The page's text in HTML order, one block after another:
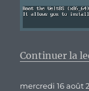
Continuer la
Publié
mercredi 16 août